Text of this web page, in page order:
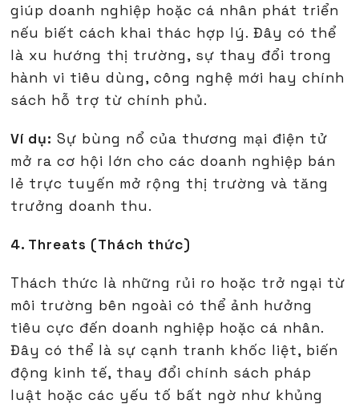
giúp doanh nghiệp hoặc cá nhân phát triển
nếu biết cách khai thác hợp lý. Đây có thể
là xu hướng thị trường, sự thay đổi trong
hành vi tiêu dùng, công nghệ mới hay chính
sách hỗ trợ từ chính phủ.
Ví dụ: Sự bùng nổ của thương mại điện tử
mở ra cơ hội lớn cho các doanh nghiệp bán
lẻ trực tuyến mở rộng thị trường và tăng
trưởng doanh thu.
4. Threats (Thách thức)
Thách thức là những rủi ro hoặc trở ngại từ
môi trường bên ngoài có thể ảnh hưởng
tiêu cực đến doanh nghiệp hoặc cá nhân.
Đây có thể là sự cạnh tranh khốc liệt, biến
động kinh tế, thay đổi chính sách pháp
luật hoặc các yếu tố bất ngờ như khủng